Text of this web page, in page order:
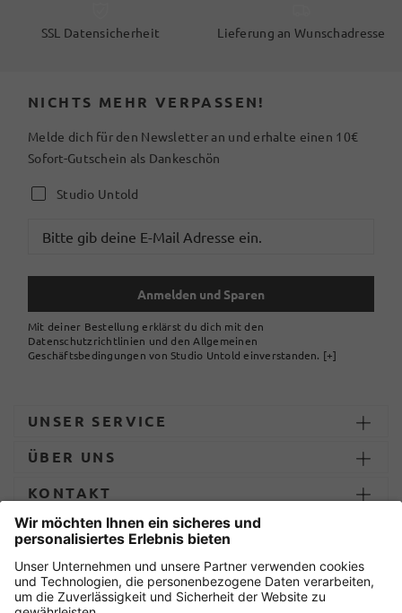
SSL Datensicherheit Lieferung an Wunschadresse
NICHTS MEHR VERPASSEN!
Melde dich für den Newsletter an und erhalte einen 10€
Sofort-Gutschein als Dankeschön
Studio Untold
Anmelden und Sparen
Mit deiner Bestellung erklärst du dich mit den
Datenschutzrichtlinien und den Allgemeinen
Geschäftsbedingungen von Studio Untold einverstanden. [+]
UNSER SERVICE
ÜBER UNS
KONTAKT
ZAHLUNG UND LIEFERUNG
Sicher einkaufen mit